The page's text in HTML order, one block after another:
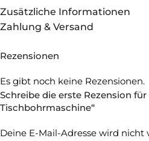
Zusätzliche Informationen
Zahlung & Versand
Rezensionen
Es gibt noch keine Rezensionen.
Schreibe die erste Rezension für
Tischbohrmaschine“
Deine E-Mail-Adresse wird nicht